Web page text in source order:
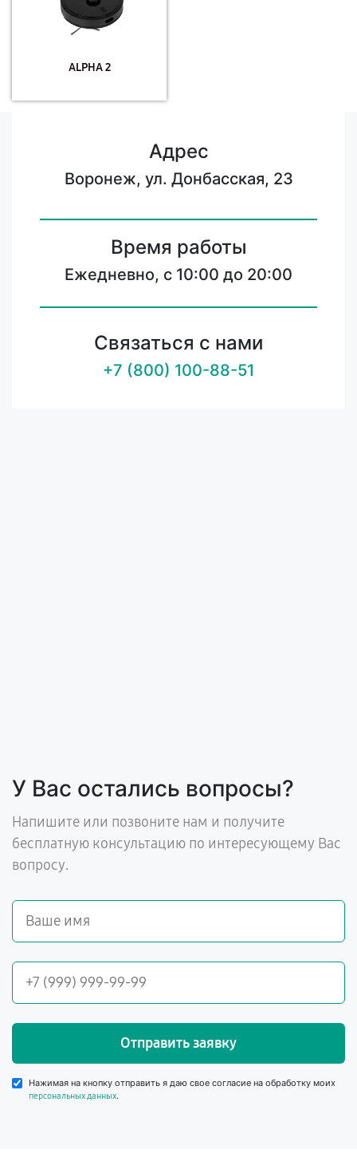
ALPHA 2
Адрес
Воронеж, ул. Донбасская, 23
Время работы
Ежедневно, с 10:00 до 20:00
Связаться с нами
+7 (800) 100-88-51
У Вас остались вопросы?
Напишите или позвоните нам и получите
бесплатную консультацию по интересующему Вас
вопросу.
Отправить заявку
Нажимая на кнопку отправить я даю свое согласие на обработку моих
персональных данных.